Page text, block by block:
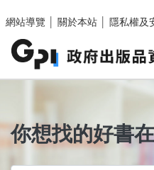
網站導覽
關於本站 隱私權及
你想找的好書